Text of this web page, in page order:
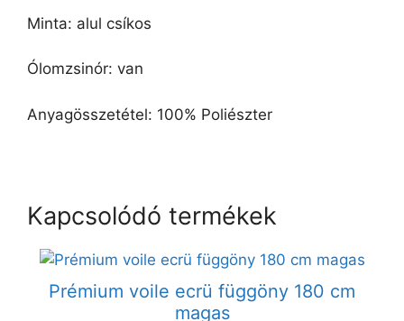
Minta: alul csíkos
Ólomzsinór: van
Anyagösszetétel: 100% Poliészter
Kapcsolódó termékek
Prémium voile ecrü függöny 180 cm
magas